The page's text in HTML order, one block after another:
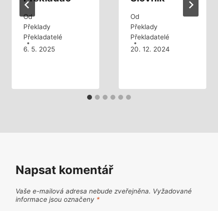
Od
Překlady
Překladatelé
6. 5. 2025
Od
Překlady
Překladatelé
20. 12. 2024
Napsat komentář
Vaše e-mailová adresa nebude zveřejněna. Vyžadované
informace jsou označeny *